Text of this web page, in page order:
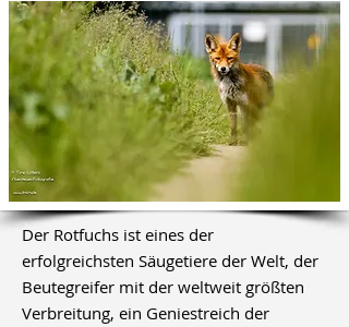
Der Rotfuchs ist eines der
erfolgreichsten Säugetiere der Welt, der
Beutegreifer mit der weltweit größten
Verbreitung, ein Geniestreich der